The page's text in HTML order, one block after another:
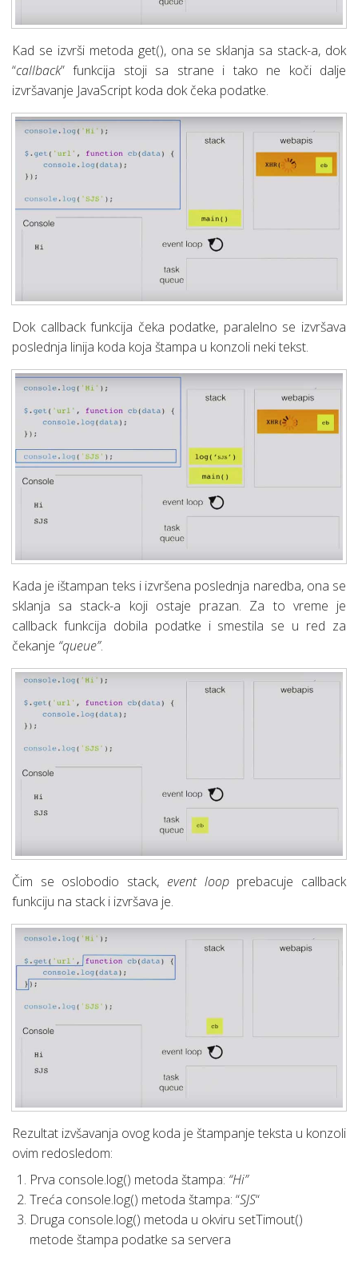
Kad se izvrši metoda get(), ona se sklanja sa stack-a, dok
“callback” funkcija stoji sa strane i tako ne koči dalje
izvršavanje JavaScript koda dok čeka podatke.
Dok callback funkcija čeka podatke, paralelno se izvršava
poslednja linija koda koja štampa u konzoli neki tekst.
Kada je ištampan teks i izvršena poslednja naredba, ona se
sklanja sa stack-a koji ostaje prazan. Za to vreme je
callback funkcija dobila podatke i smestila se u red za
čekanje “queue”.
Čim se oslobodio stack, event loopprebacuje callback
funkciju na stack i izvršava je.
Rezultat izvšavanja ovog koda je štampanje teksta u konzoli
ovim redosledom:
Prva console.log() metoda štampa: “Hi”
Treća console.log() metoda štampa: “SJS“
Druga console.log() metoda u okviru setTimout()
metode štampa podatke sa servera